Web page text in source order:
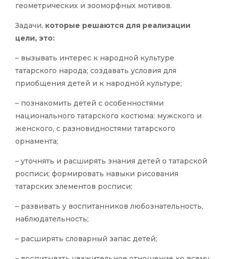
геометрических и зооморфных мотивов.
Задачи, которые решаются для реализации
цели, это:
– вызывать интерес к народной культуре
татарского народа; создавать условия для
приобщения детей и к народной культуре;
– познакомить детей с особенностями
национального татарского костюма: мужского и
женского, с разновидностями татарского
орнамента;
– уточнять и расширять знания детей о татарской
росписи; формировать навыки рисования
татарских элементов росписи;
– развивать у воспитанников любознательность,
наблюдательность;
– расширять словарный запас детей;